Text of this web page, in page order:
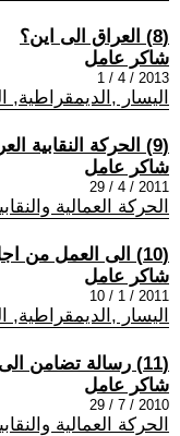
(8) العراق الى اين؟
شاكر عامل
2013 / 4 / 1
اليسار ,الديمقراطية,
(9) الحركة النقابية العراقية وصراع الوجود الشرعي
شاكر عامل
2011 / 4 / 29
الحركة العمالية
(10) الى العمل من اجل تيار ديمقراطي عراقي
شاكر عامل
2011 / 1 / 10
اليسار ,الديمقراطية,
(11) رسالة تضامن الى عمال العراق
شاكر عامل
2010 / 7 / 29
الحركة العمالية